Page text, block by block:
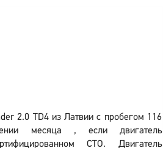
2.0 TD4 из Латвии с пробегом 116
месяца , если двигатель
СТО. Двигатель